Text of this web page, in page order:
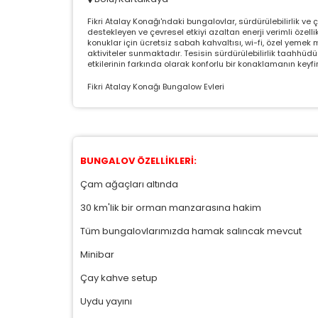
Fikri Atalay Konağı'ndaki bungalovlar, sürdürülebilirlik
destekleyen ve çevresel etkiyi azaltan enerji verimli
konuklar için ücretsiz sabah kahvaltısı, wi-fi, özel
aktiviteler sunmaktadır. Tesisin sürdürülebilirlik
etkilerinin farkında olarak konforlu bir konaklamanın
Fikri Atalay Konağı Bungalow Evleri
BUNGALOV ÖZELLİKLERİ:
Çam ağaçları altında
30 km'lik bir orman manzarasına hakim
Tüm bungalovlarımızda hamak salıncak mevcut
Minibar
Çay kahve setup
Uydu yayını